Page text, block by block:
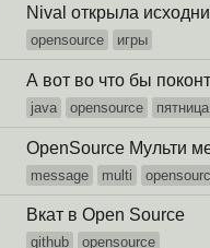
Nival открыла
opensource игры
А вот во что бы
java opensource
OpenSource Мульти
message multi
Вкат в Open Source
github opensource